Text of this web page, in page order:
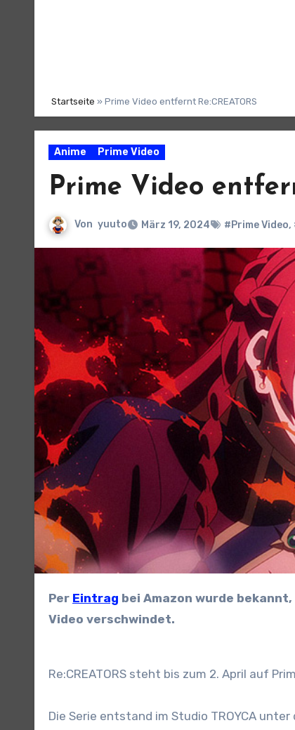
Startseite » Prime Video entfernt Re:CREATORS
Anime Prime Video
Prime Video
Von yuuto März 19, 2024 #Prime Video,
Per Eintrag bei Amazon wurde bekannt,
Video verschwindet.
Re:CREATORS steht bis zum 2. April auf
Die Serie entstand im Studio TROYCA